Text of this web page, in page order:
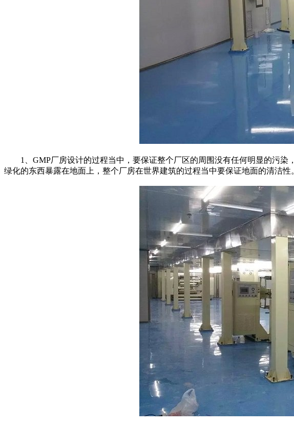
1、GMP厂房设计的过程当中，要保证整个厂区的周围没有任何明显的污染
绿化的东西暴露在地面上，整个厂房在世界建筑的过程当中要保证地面的清洁性